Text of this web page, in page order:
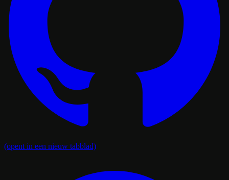
(opent in een nieuw tabblad)